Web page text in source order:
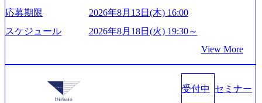
業界で新規事業戦略、成長戦略、PMI推進、業務改革等の幅
広いプロジェクトに従事 - 鈴木健仁氏：新卒でベイカレン
トに入社し最年少ディレクターを経てXspearに参画 - 梶田
案、人事組織テーマに強みを持ち、メディア・エンタメ業
界においてはDX戦略立案、NFT等の新規事業立案を得意と
する。 - 藏満 一馬氏：アクセンチュア出身。金融業界を中
心に、DX戦略策定、新規事業立案、組織変革、規制対応等
スタイム制度を実施しており、月単位の決められた労働時
間の範囲内で、出社・退社の時刻を社員の自己裁量に委
ね、ワークライフバランスを図りながら効率的に働くこと
ができる 【休日】 土日祝休みの完全週休2日制 2025年度の
休暇は年間24日（4月1日入社の場合）で、入社日に付与さ
れます。 年次有給休暇の残日数は、翌年度に繰り越すこと
ができます。 慶弔休暇は、事由により取得可能日数は異な
リーなどが含まれており、幅広いニーズに対応 譲渡企業に
対しては完全成功報酬制を採用し、M&A以外の選択肢も尊
重する姿勢を持ち、将来の株価成長を取り込むスキームの
&A業界のリーディングカンパニーであり、領域にこだわら
ず幅広い案件に携わりながら自己成長とキャリアの挑戦が
可能 M&Aセンター出身者3名がメインメンバーであり、経
験豊富なアドバイザーと共に働くことで、M&Aや財務アド
応募期限
2026年8月13日(木) 16:00
スケジュール
2026年8月18日(火) 19:30～
View More
受付中 セミナー